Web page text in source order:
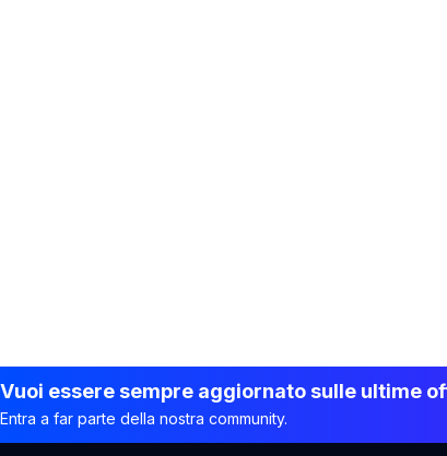
Vuoi essere sempre aggiornato sulle ultime
Entra a far parte della nostra community.